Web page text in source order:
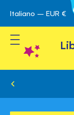
Skip
to
Content
Italiano – EUR €
Toggle Nav